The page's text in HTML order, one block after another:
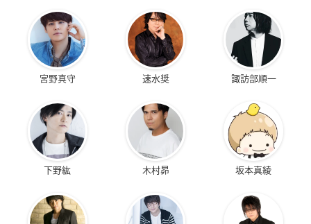
宮野真守 速水奨 諏訪部順一
下野紘 木村昴 坂本真綾